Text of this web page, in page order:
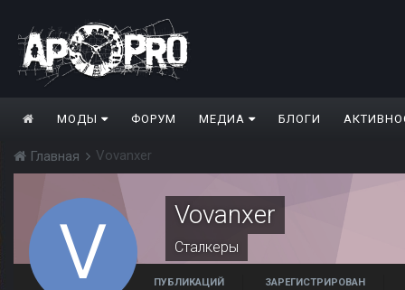
МОДЫ ФОРУМ МЕДИА БЛОГИ
Главная Vovanxer
Vovanxer
Сталкеры
ПУБЛИКАЦИЙ ЗАРЕГИСТРИРОВАН